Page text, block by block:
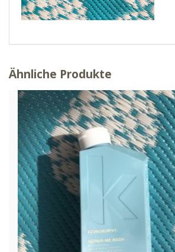
Ähnliche Produkte